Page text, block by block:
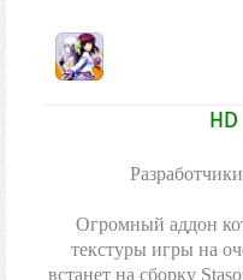
Огромный аддон
текстуры игры на
встанет на сборку